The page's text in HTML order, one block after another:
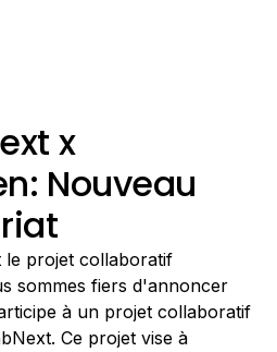
x
Nouveau
le projet collaboratif
sommes fiers d'annoncer
à un projet collaboratif
Ce projet vise à